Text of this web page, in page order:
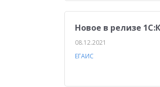
Новое в релизе
08.12.2021
ЕГАИС